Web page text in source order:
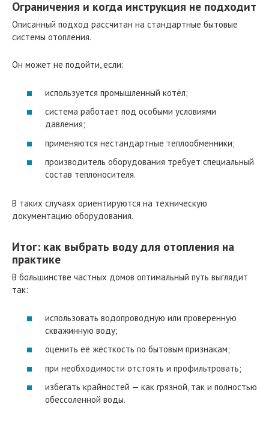
Ограничения и когда инструкция не подходит
Описанный подход рассчитан на стандартные бытовые
системы отопления.
Он может не подойти, если:
используется промышленный котёл;
система работает под особыми условиями
давления;
применяются нестандартные теплообменники;
производитель оборудования требует специальный
состав теплоносителя.
В таких случаях ориентируются на техническую
документацию оборудования.
Итог: как выбрать воду для отопления на
практике
В большинстве частных домов оптимальный путь выглядит
так:
использовать водопроводную или проверенную
скважинную воду;
оценить её жёсткость по бытовым признакам;
при необходимости отстоять и профильтровать;
избегать крайностей — как грязной, так и полностью
обессоленной воды.